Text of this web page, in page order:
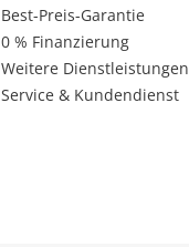
Best-Preis-Garantie
0 % Finanzierung
Weitere Dienstleistungen
Service & Kundendienst